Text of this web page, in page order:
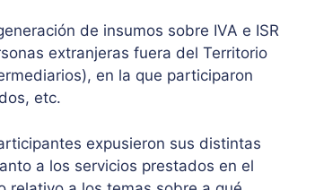
de insumos sobre IVA e ISR
extranjeras fuera del Territorio
en la que participaron
etc.
expusieron sus distintas
a los servicios prestados en el